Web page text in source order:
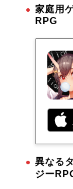
家庭用
RPG
異なる
ジー